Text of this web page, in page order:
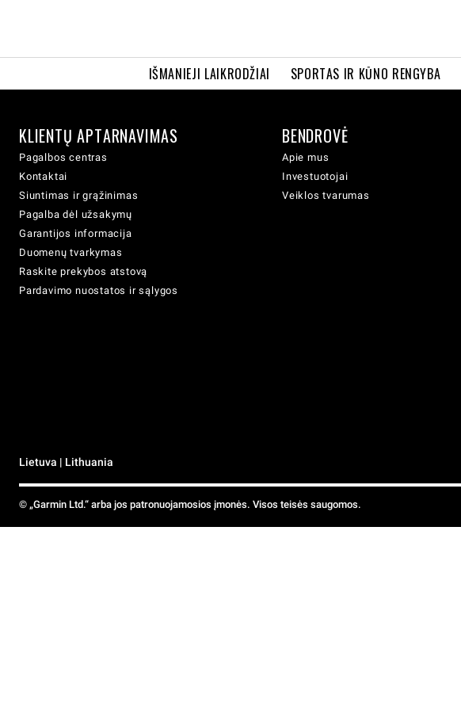
IŠMANIEJI LAIKRODŽIAI SPORTAS IR KŪNO RENGYBA
KLIENTŲ APTARNAVIMAS
Pagalbos centras
Kontaktai
Siuntimas ir grąžinimas
Pagalba dėl užsakymų
Garantijos informacija
Duomenų tvarkymas
Raskite prekybos atstovą
Pardavimo nuostatos ir sąlygos
BENDROVĖ
Apie mus
Investuotojai
Veiklos tvarumas
Lietuva | Lithuania
© „Garmin Ltd.“ arba jos patronuojamosios įmonės. Visos teisės saugomos.